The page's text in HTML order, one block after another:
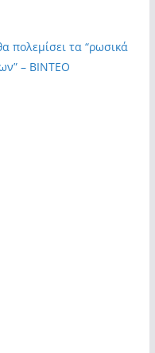
πολεμίσει τα “ρωσικά
– ΒΙΝΤΕΟ